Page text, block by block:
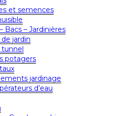
et semences
Bacs – Jardinières
jardin
tunnel
potagers
jardinage
d’eau